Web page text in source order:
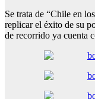
Se trata de “Chile en
replicar el éxito de su
de recorrido ya cuenta